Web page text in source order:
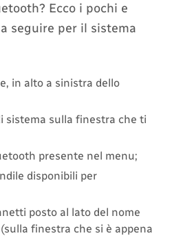
Ecco i pochi e
seguire per il sistema
in alto a sinistra dello
sistema sulla finestra che ti
presente nel menu;
disponibili per
posto al lato del nome
finestra che si è appena